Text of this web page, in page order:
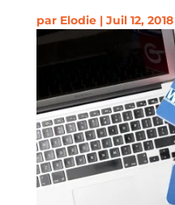
par Elodie| Juil 12, 2018